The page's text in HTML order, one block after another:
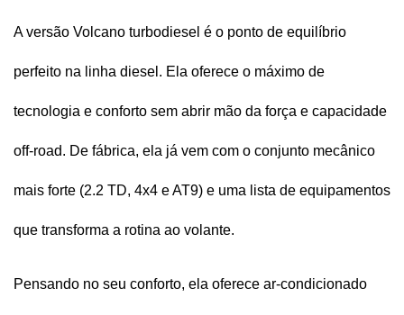
A versão Volcano turbodiesel é o ponto de equilíbrio
perfeito na linha diesel. Ela oferece o máximo de
tecnologia e conforto sem abrir mão da força e capacidade
off-road. De fábrica, ela já vem com o conjunto mecânico
mais forte (2.2 TD, 4x4 e AT9) e uma lista de equipamentos
que transforma a rotina ao volante.
Pensando no seu conforto, ela oferece ar-condicionado